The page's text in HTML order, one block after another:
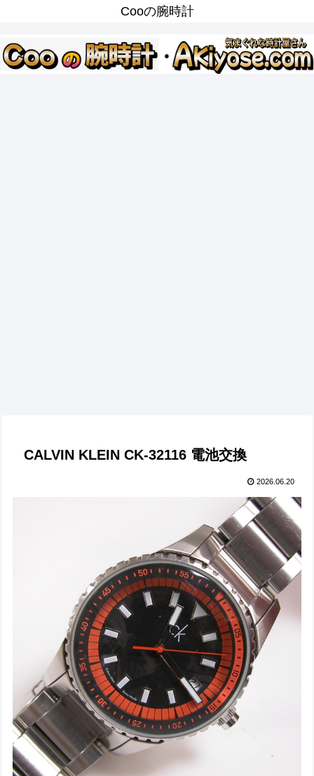
Cooの腕時計
CALVIN KLEIN CK-32116 電池交換
2026.06.20